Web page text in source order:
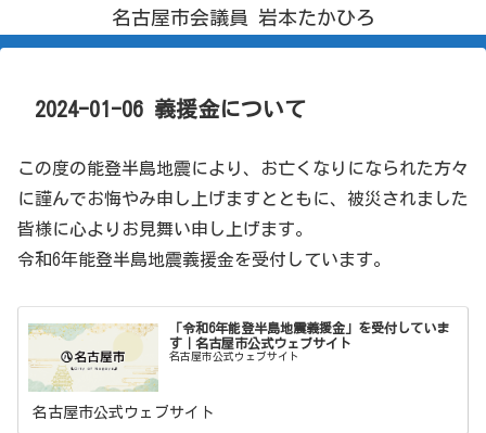
名古屋市会議員 岩本たかひろ
2024-01-06 義援金について
この度の能登半島地震により、お亡くなりになられた方々
に謹んでお悔やみ申し上げますとともに、被災されました
皆様に心よりお見舞い申し上げます。
令和6年能登半島地震義援金を受付しています。
「令和6年能登半島地震義援金」を受付していま
す｜名古屋市公式ウェブサイト
名古屋市公式ウェブサイト
名古屋市公式ウェブサイト